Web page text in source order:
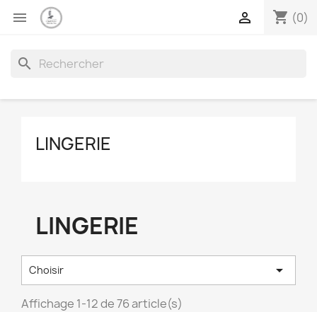
 shopping_cart (0)

search
LINGERIE
LINGERIE
Choisir 
Affichage 1-12 de 76 article(s)